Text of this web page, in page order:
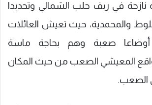
نازحة في ريف حلب الشمالي وتحديدا
والمحمدية، حيث تعيش العائلات
أوضاعا صعبة وهم بحاجة ماسة
المعيشي الصعب من حيث المكان
الصعب.